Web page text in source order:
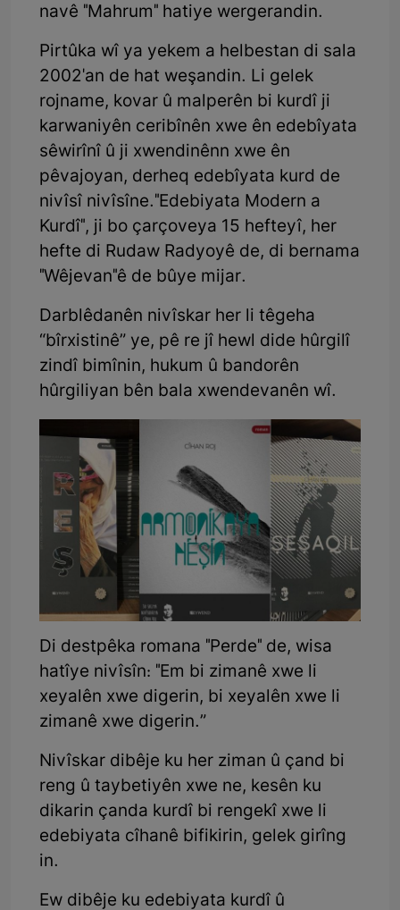
navê "Mahrum" hatiye wergerandin.
Pirtûka wî ya yekem a helbestan di sala
2002'an de hat weşandin. Li gelek
rojname, kovar û malperên bi kurdî ji
karwaniyên ceribînên xwe ên edebîyata
sêwirînî û ji xwendinênn xwe ên
pêvajoyan, derheq edebîyata kurd de
nivîsî nivîsîne."Edebiyata Modern a
Kurdî", ji bo çarçoveya 15 hefteyî, her
hefte di Rudaw Radyoyê de, di bernama
"Wêjevan"ê de bûye mijar.
Darblêdanên nivîskar her li têgeha
“bîrxistinê” ye, pê re jî hewl dide hûrgilî
zindî bimînin, hukum û bandorên
hûrgiliyan bên bala xwendevanên wî.
Di destpêka romana "Perde" de, wisa
hatîye nivîsîn: "Em bi zimanê xwe li
xeyalên xwe digerin, bi xeyalên xwe li
zimanê xwe digerin.”
Nivîskar dibêje ku her ziman û çand bi
reng û taybetiyên xwe ne, kesên ku
dikarin çanda kurdî bi rengekî xwe li
edebiyata cîhanê bifikirin, gelek girîng
in.
Ew dibêje ku edebiyata kurdî û